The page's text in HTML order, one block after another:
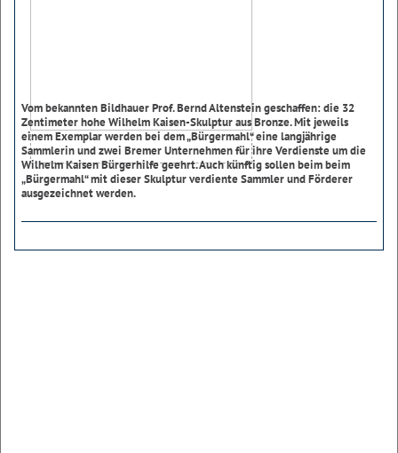
Vom bekannten Bildhauer Prof. Bernd Altenstein geschaffen: die 32
Zentimeter hohe Wilhelm Kaisen-Skulptur aus Bronze. Mit jeweils
einem Exemplar werden bei dem „Bürgermahl“ eine langjährige
Sammlerin und zwei Bremer Unternehmen für ihre Verdienste um die
Wilhelm Kaisen Bürgerhilfe geehrt. Auch künftig sollen beim beim
„Bürgermahl“ mit dieser Skulptur verdiente Sammler und Förderer
ausgezeichnet werden.